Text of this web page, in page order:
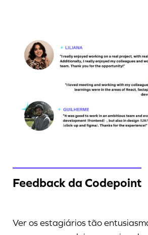
Feedback da Codepoint
Ver os estagiários tão